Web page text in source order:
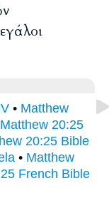
• Matthew
Matthew 20:25
20:25 Bible
• Matthew
French Bible